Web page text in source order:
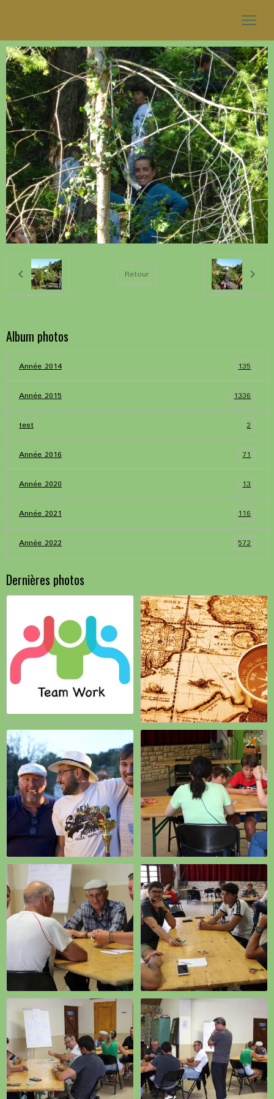
Retour
Album photos
Année 2014 135
Année 2015 1336
test 2
Année 2016 71
Année 2020 13
Année 2021 116
Année 2022 572
Dernières photos